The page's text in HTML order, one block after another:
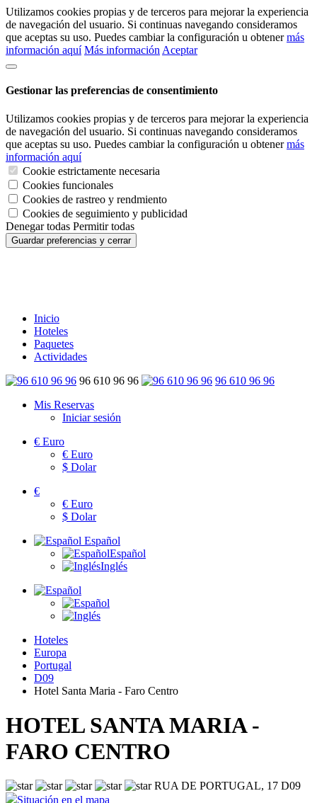
Utilizamos cookies propias y de terceros para mejorar la experiencia
de navegación del usuario. Si continuas navegando consideramos
que aceptas su uso. Puedes cambiar la configuración u obtenermás
información aquí Más información Aceptar
Gestionar las preferencias de consentimiento
Utilizamos cookies propias y de terceros para mejorar la experiencia
de navegación del usuario. Si continuas navegando consideramos
que aceptas su uso. Puedes cambiar la configuración u obtenermás
información aquí
Cookie estrictamente necesaria
Cookies funcionales
Cookies de rastreo y rendmiento
Cookies de seguimiento y publicidad
Denegar todas Permitir todas
Guardar preferencias y cerrar
Inicio
Hoteles
Paquetes
Actividades
96 610 96 96
96 610 96 96
Mis Reservas
Iniciar sesión
€ Euro
€ Euro
$ Dolar
€
€ Euro
$ Dolar
Español
Español
Inglés
Hoteles
Europa
Portugal
D09
Hotel Santa Maria - Faro Centro
HOTEL SANTA MARIA -
FARO CENTRO
RUA DE PORTUGAL, 17 D09
Situación en el mapa